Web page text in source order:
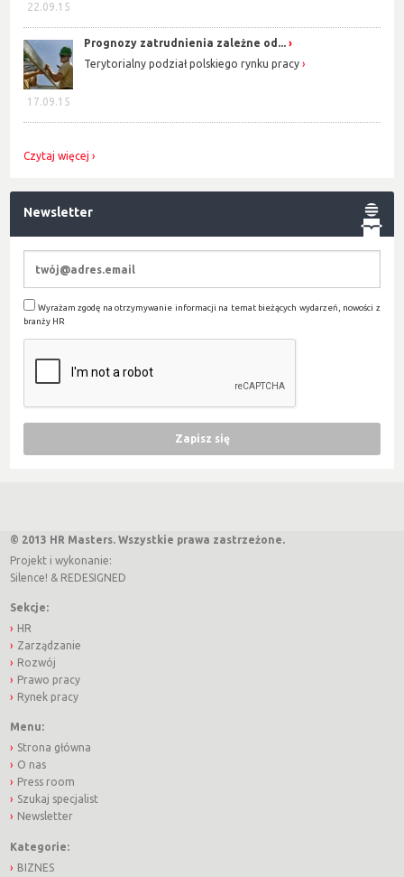
22.09.15
17.09.15
Prognozy zatrudnienia zależne od...
Terytorialny podział polskiego rynku pracy
Czytaj więcej
Newsletter
Wyrażam zgodę na otrzymywanie informacji na temat bieżących wydarzeń, nowości z
branży HR
© 2013 HR Masters. Wszystkie prawa zastrzeżone.
Projekt i wykonanie:
Silence! & REDESIGNED
Sekcje:
HR
Zarządzanie
Rozwój
Prawo pracy
Rynek pracy
Menu:
Strona główna
O nas
Press room
Szukaj specjalist
Newsletter
Kategorie:
BIZNES